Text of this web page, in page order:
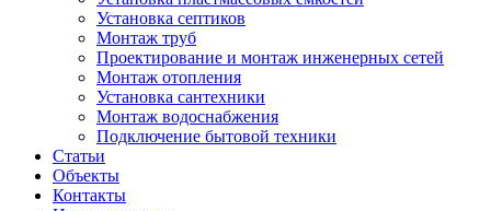
Установка септиков
Монтаж труб
Проектирование и монтаж инженерных сетей
Монтаж отопления
Установка сантехники
Монтаж водоснабжения
Подключение бытовой техники
Статьи
Объекты
Контакты